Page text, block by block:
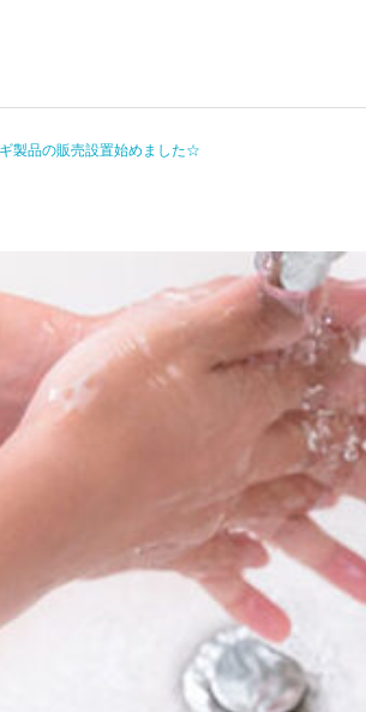
製品の販売設置始めました☆